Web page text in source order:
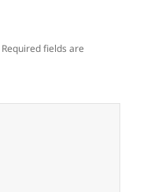
Required fields are